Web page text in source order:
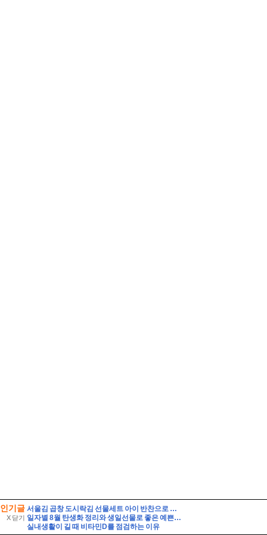
인기글
X 닫기
서울김 곱창 도시락김 선물세트 아이 반찬으로 선택한 솔직한 맛 비교
일자별 8월 탄생화 정리와 생일선물로 좋은 예쁜 꽃말 가진 여름꽃 종류 베스트
실내생활이 길 때 비타민D를 점검하는 이유